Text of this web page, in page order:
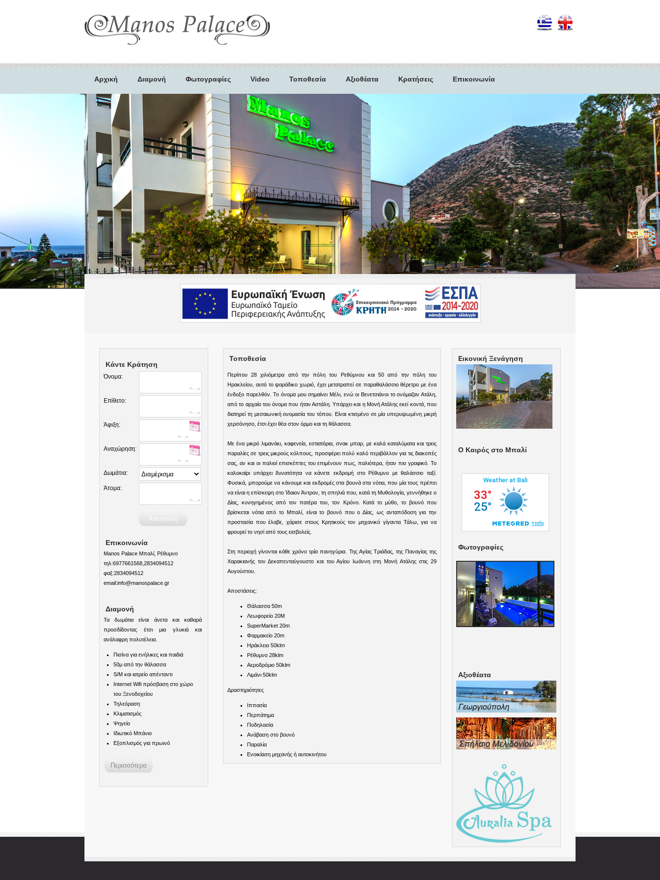
Αρχική Διαμονή Φωτογραφίες Video Τοποθεσία Αξιοθέατα Κρατήσεις Επικοινωνία
Κάντε Κράτηση
Όνομα:
Επίθετο:
Άφιξη:
Αναχώρηση:
Δωμάτια:
Άτομα:
Επικοινωνία
Manos Palace Μπαλί, Ρέθυμνο
τηλ:6977661568,2834094512
φαξ:2834094512
email:info@manospalace.gr
Διαμονή
Τα δωμάτια είναι άνετα και καθαρά
προσδίδοντας έτσι μια γλυκιά και
ανάλαφρη πολυτέλεια.
Πισίνα για ενήλικες και παιδιά
50μ από την θάλασσα
S/M και ιατρείο απένταντι
Internet Wifi πρόσβαση στο χώρο
του Ξενοδοχείου
Τηλεόραση
Κλιματισμός
Ψηγείο
Ιδιωτικό Μπάνιο
Εξοπλισμός για πρωινό
Τοποθεσία
Περίπου 28 χιλιόμετρα από την πόλη του Ρεθύμνου και 50 από την πόλη του
Ηρακλείου, αυτό το ψαράδικο χωριό, έχει μετατραπεί σε παραθαλάσσιο θέρετρο με ένα
ένδοξο παρελθόν. Το όνομα μου σημαίνει Μέλι, ενώ οι Βενετσιάνοι το ονόμαζαν Ατάλη,
από το αρχαίο του όνομα που ήταν Αστάλη. Υπάρχει και η Μονή Ατάλης εκεί κοντά, που
διατηρεί τη μεσαιωνική ονομασία του τόπου. Είναι κτισμένο σε μία υπερυψωμένη μικρή
χερσόνησο, έτσι έχει θέα στον όρμο και τη θάλασσα.
Με ένα μικρό λιμανάκι, καφενεία, εστιατόρια, σνακ μπαρ, με καλά καταλύματα και τρεις
παραλίες σε τρεις μικρούς κόλπους, προσφέρει πολύ καλό περιβάλλον για τις διακοπές
σας, αν και οι παλιοί επισκέπτες του επιμένουν πως, παλιότερα, ήταν πιο γραφικό. Το
καλοκαίρι υπάρχει δυνατότητα να κάνετε εκδρομή στο Ρέθυμνο με θαλάσσιο ταξί.
Φυσικά, μπορούμε να κάνουμε και εκδρομές στα βουνά στα νότια, που μία τους πρέπει
να είναι η επίσκεψη στο Ίδαιον Άντρον, τη σπηλιά που, κατά τη Μυθολογία, γεννήθηκε ο
Δίας, κυνηγημένος από τον πατέρα του, τον Κρόνο. Κατά το μύθο, το βουνό που
βρίσκεται νότια από το Μπαλί, είναι το βουνό που ο Δίας, ως ανταπόδοση για την
προστασία που έλαβε, χάρισε στους Κρητικούς τον μηχανικό γίγαντα Τάλω, για να
φρουρεί το νησί από τους εισβολείς.
Στη περιοχή γίνονται κάθε χρόνο τρία πανηγύρια. Της Αγίας Τριάδας, της Παναγίας της
Χαρακιανής τον Δεκαπενταύγουστο και του Αγίου Ιωάννη στη Μονή Ατάλης στις 29
Αυγούστου.
Αποστάσεις:
Θάλασσα 50m
Λεωφορείο 20M
SuperMarket 20m
Φαρμακείο 20m
Ηράκλειο 50klm
Ρέθυμνο 28klm
Αεροδρόμιο 50klm
Λιμάνι 50klm
Δραστηριότητες
Ιππασία
Περπάτημα
Ποδηλασία
Ανάβαση στο βουνό
Παραλία
Ενοικίαση μηχανής ή αυτοκινήτου
Εικονική Ξενάγηση
O Καιρός στο Μπαλί
Φωτογραφίες
Αξιοθέατα